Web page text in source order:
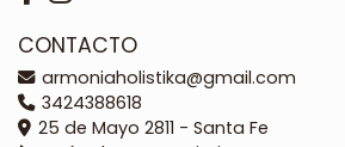
CONTACTO
armoniaholistika@gmail.com
3424388618
25 de Mayo 2811 - Santa Fe